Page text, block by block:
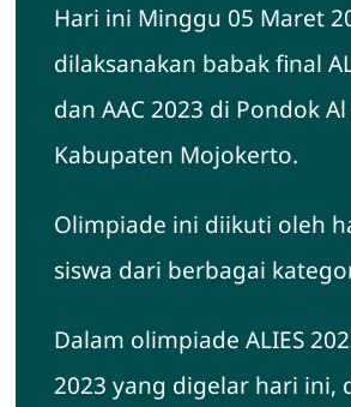
Hubungi Kami
Hari ini Minggu 05 Maret
dilaksanakan babak final
dan AAC 2023 di Pondok
Kabupaten Mojokerto.
Olimpiade ini diikuti oleh
siswa dari berbagai
Dalam olimpiade ALIES
2023 yang digelar hari ini,